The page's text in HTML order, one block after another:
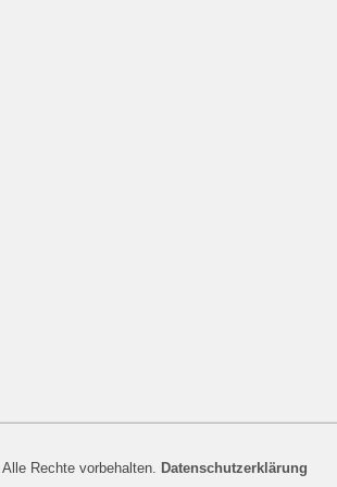
Alle Rechte vorbehalten. Datenschutzerklärung